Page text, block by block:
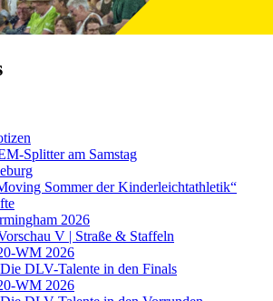
Splitter am Samstag
Sommer der Kinderleichtathletik“
2026
V | Straße & Staffeln
WM 2026
DLV-Talente in den Finals
WM 2026